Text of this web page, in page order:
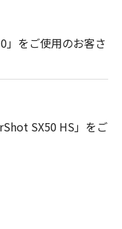
をご使用のお客さ
SX50 HS」をご